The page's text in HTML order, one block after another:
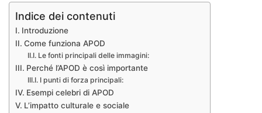
Indice dei contenuti
Introduzione
Come funziona APOD
Le fonti principali delle immagini:
Perché l’APOD è così importante
I punti di forza principali:
Esempi celebri di APOD
L’impatto culturale e sociale